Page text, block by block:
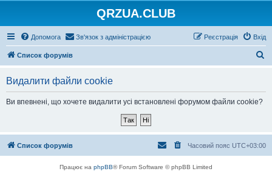
QRZUA.CLUB
Допомога Зв'язок з адміністрацією Вхід
Реєстрація
Список форумів
Видалити файли cookie
Ви впевнені, що хочете видалити усі встановлені форумом файли cookie?
Список форумів Часовий пояс UTC+03:00
Працює на phpBB® Forum Software © phpBB Limited